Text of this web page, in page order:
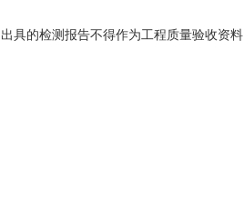
具的检测报告不得作为工程质量验收资料